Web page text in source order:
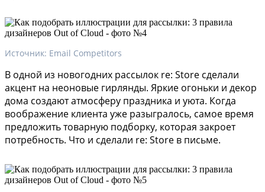
Источник: Email Competitors
В одной из новогодних рассылок re: Store сделали
акцент на неоновые гирлянды. Яркие огоньки и декор
дома создают атмосферу праздника и уюта. Когда
воображение клиента уже разыгралось, самое время
предложить товарную подборку, которая закроет
потребность. Что и сделали re: Store в письме.